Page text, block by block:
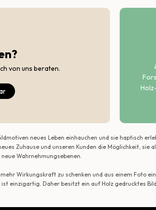
von uns beraten.
neues Leben einhauchen und sie haptisch
Zuhause und unseren Kunden die Möglichkeit,
Wahrnehmungsebenen.
Wirkungskraft zu schenken und aus einem Foto
ist einzigartig. Daher besitzt ein auf Holz gedrucktes